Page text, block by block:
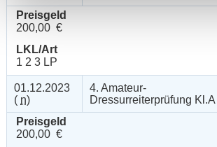
Preisgeld
200,00 €
LKL/Art
1 2 3 LP
01.12.2023
( n)
4. Amateur-
Dressurreiterprüfung Kl.A
Preisgeld
200,00 €